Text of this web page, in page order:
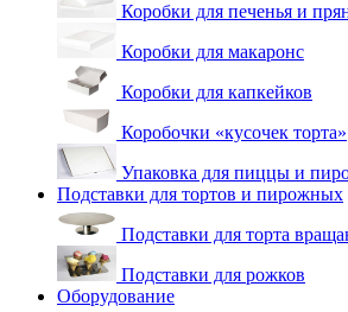
Коробки для печенья и
Коробки для макаронс
Коробки для капкейков
Коробочки «кусочек торта»
Упаковка для пиццы и
Подставки для тортов и пирожных
Подставки для торта
Подставки для рожков
Оборудование